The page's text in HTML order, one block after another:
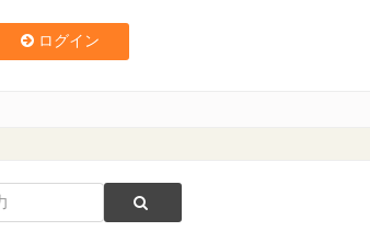
ログイン